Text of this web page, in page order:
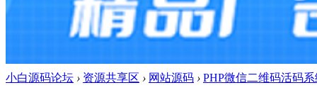
小白源码论坛 › 资源共享区 › 网站源码 › PHP微信二维码活码